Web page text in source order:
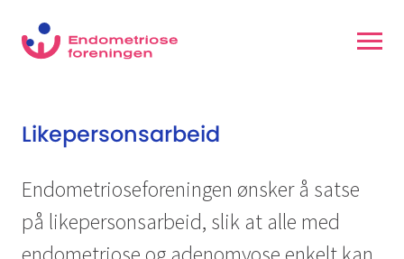
Likepersonsarbeid
Endometrioseforeningen ønsker å satse
på likepersonsarbeid, slik at alle med